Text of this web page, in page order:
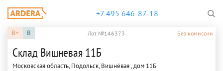
+7 495 646-87-18
B+ B Лот №146373 Без комиссии
Склад Вишневая 11Б
Московская область, Подольск, Вишнёвая , дом 11Б